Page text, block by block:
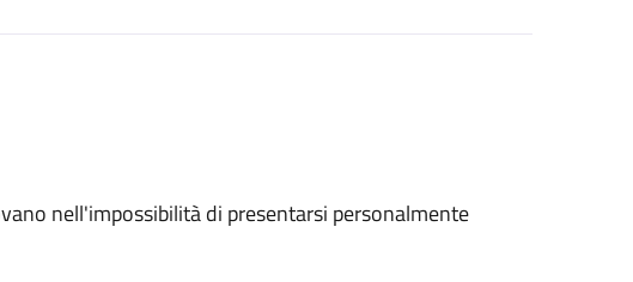
nell'impossibilità di presentarsi personalmente